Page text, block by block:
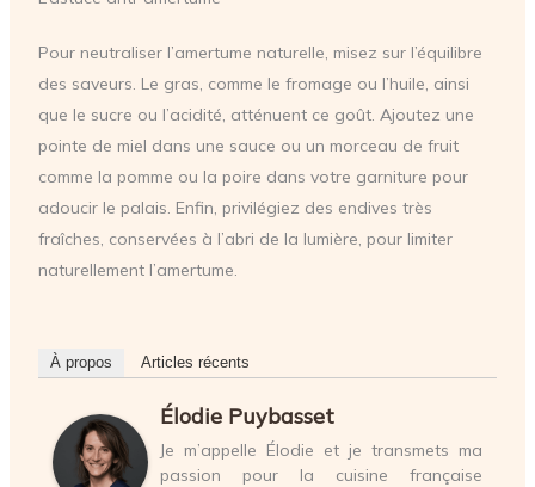
Pour neutraliser l’amertume naturelle, misez sur l’équilibre
des saveurs. Le gras, comme le fromage ou l’huile, ainsi
que le sucre ou l’acidité, atténuent ce goût. Ajoutez une
pointe de miel dans une sauce ou un morceau de fruit
comme la pomme ou la poire dans votre garniture pour
adoucir le palais. Enfin, privilégiez des endives très
fraîches, conservées à l’abri de la lumière, pour limiter
naturellement l’amertume.
À propos Articles récents
Élodie Puybasset
Je m’appelle Élodie et je transmets ma
passion pour la cuisine française